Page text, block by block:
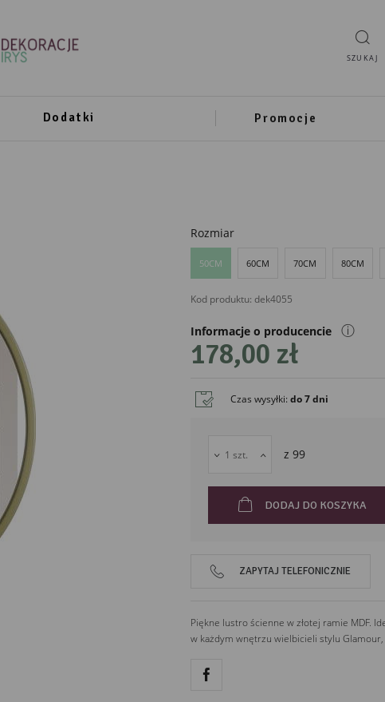
SZUKAJ
Dodatki Promocje
Rozmiar
50CM 60CM 70CM 80CM
Kod produktu: dek4055
Informacje o producencie
DekoracjeIrys.pl Paweł Ćwikliński
ⓘ
178,00 zł
Czas wysyłki:do 7 dni
z 99
DODAJ DO KOSZYKA
ZAPYTAJ TELEFONICZNIE
Piękne lustro ścienne w złotej ramie MDF.
w każdym wnętrzu wielbicieli stylu